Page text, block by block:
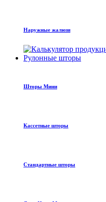
Наружные жалюзи
Рулонные шторы
Шторы Мини
Кассетные шторы
Стандартные шторы